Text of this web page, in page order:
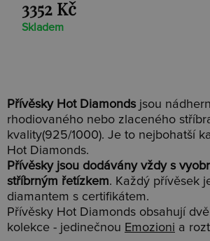
Přívěsky Hot Diamonds jsou
rhodiovaného nebo zlaceného
kvality(925/1000). Je to nejbohatší
Hot Diamonds.
Přívěsky jsou dodávány vždy s
stříbrným řetízkem. Každý přívěsek
diamantem s certifikátem.
Přívěsky Hot Diamonds obsahují
kolekce - jedinečnou Emozioni a